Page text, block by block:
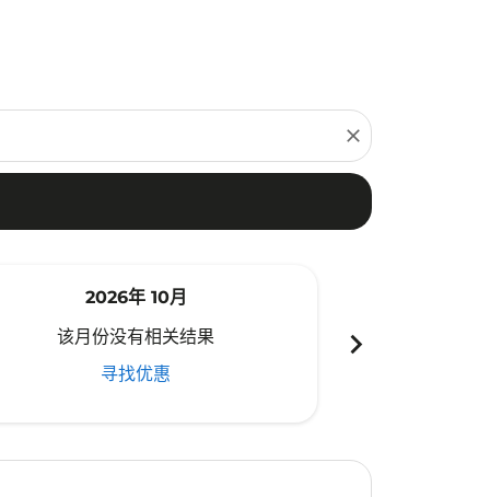
close
2026年 10月
该月份没有相关结果
寻找优惠
chevron_right